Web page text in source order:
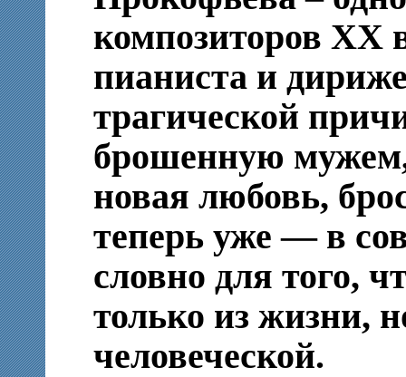
композиторов ХХ
пианиста и
трагической
брошенную мужем,
новая любовь,
теперь уже — в
словно для того,
только из жизни,
человеческой.